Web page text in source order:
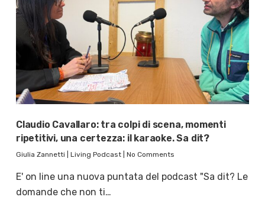
Claudio Cavallaro: tra colpi di scena, momenti
ripetitivi, una certezza: il karaoke. Sa dit?
Giulia Zannetti Living Podcast No Comments
E' on line una nuova puntata del podcast "Sa dit? Le
domande che non ti…